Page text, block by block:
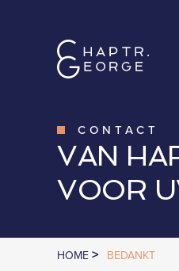
CONTACT
VAN
VOOR
HOME> BEDANKT